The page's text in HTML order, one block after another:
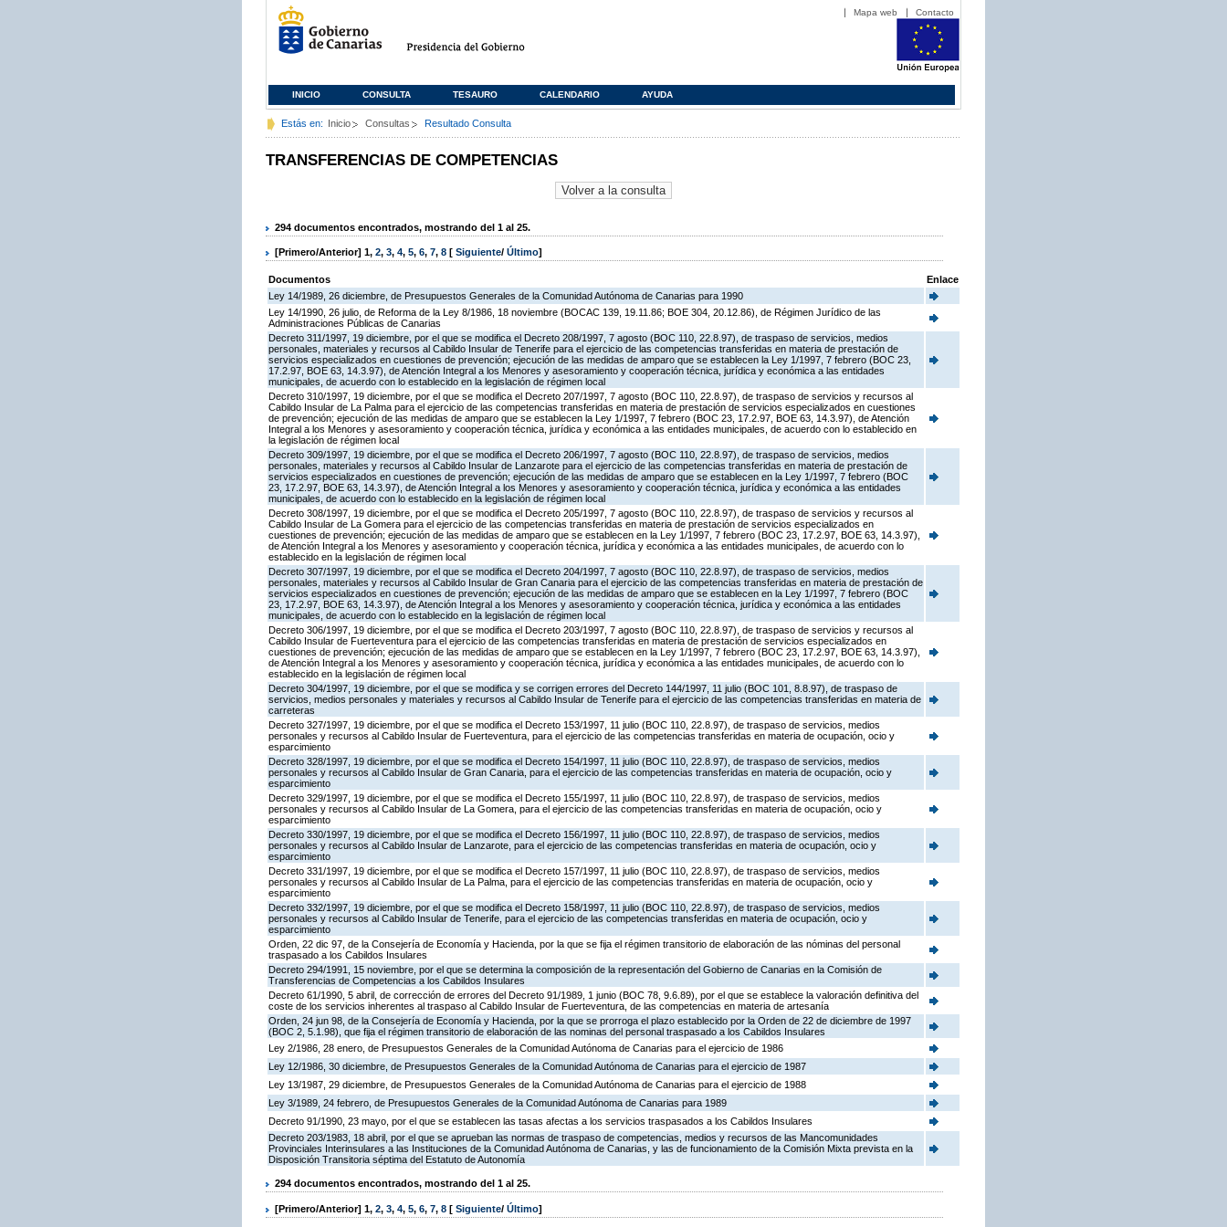
Mapa web Contacto
INICIO CONSULTA TESAURO CALENDARIO AYUDA
Estás en: Inicio Consultas Resultado Consulta
TRANSFERENCIAS DE COMPETENCIAS
294 documentos encontrados, mostrando del 1 al 25.
[Primero/Anterior] 1, 2, 3, 4, 5, 6, 7, 8 [ Siguiente/ Último]
Documentos
Enlace
Ley 14/1989, 26 diciembre, de Presupuestos Generales de la Comunidad Autónoma de Canarias para 1990
Ley 14/1990, 26 julio, de Reforma de la Ley 8/1986, 18 noviembre (BOCAC 139, 19.11.86; BOE 304, 20.12.86), de Régimen Jurídico de las
Administraciones Públicas de Canarias
Decreto 311/1997, 19 diciembre, por el que se modifica el Decreto 208/1997, 7 agosto (BOC 110, 22.8.97), de traspaso de servicios, medios
personales, materiales y recursos al Cabildo Insular de Tenerife para el ejercicio de las competencias transferidas en materia de prestación de
servicios especializados en cuestiones de prevención; ejecución de las medidas de amparo que se establecen la Ley 1/1997, 7 febrero (BOC 23,
17.2.97, BOE 63, 14.3.97), de Atención Integral a los Menores y asesoramiento y cooperación técnica, jurídica y económica a las entidades
municipales, de acuerdo con lo establecido en la legislación de régimen local
Decreto 310/1997, 19 diciembre, por el que se modifica el Decreto 207/1997, 7 agosto (BOC 110, 22.8.97), de traspaso de servicios y recursos al
Cabildo Insular de La Palma para el ejercicio de las competencias transferidas en materia de prestación de servicios especializados en cuestiones
de prevención; ejecución de las medidas de amparo que se establecen la Ley 1/1997, 7 febrero (BOC 23, 17.2.97, BOE 63, 14.3.97), de Atención
Integral a los Menores y asesoramiento y cooperación técnica, jurídica y económica a las entidades municipales, de acuerdo con lo establecido en
la legislación de régimen local
Decreto 309/1997, 19 diciembre, por el que se modifica el Decreto 206/1997, 7 agosto (BOC 110, 22.8.97), de traspaso de servicios, medios
personales, materiales y recursos al Cabildo Insular de Lanzarote para el ejercicio de las competencias transferidas en materia de prestación de
servicios especializados en cuestiones de prevención; ejecución de las medidas de amparo que se establecen en la Ley 1/1997, 7 febrero (BOC
23, 17.2.97, BOE 63, 14.3.97), de Atención Integral a los Menores y asesoramiento y cooperación técnica, jurídica y económica a las entidades
municipales, de acuerdo con lo establecido en la legislación de régimen local
Decreto 308/1997, 19 diciembre, por el que se modifica el Decreto 205/1997, 7 agosto (BOC 110, 22.8.97), de traspaso de servicios y recursos al
Cabildo Insular de La Gomera para el ejercicio de las competencias transferidas en materia de prestación de servicios especializados en
cuestiones de prevención; ejecución de las medidas de amparo que se establecen en la Ley 1/1997, 7 febrero (BOC 23, 17.2.97, BOE 63, 14.3.97),
de Atención Integral a los Menores y asesoramiento y cooperación técnica, jurídica y económica a las entidades municipales, de acuerdo con lo
establecido en la legislación de régimen local
Decreto 307/1997, 19 diciembre, por el que se modifica el Decreto 204/1997, 7 agosto (BOC 110, 22.8.97), de traspaso de servicios, medios
personales, materiales y recursos al Cabildo Insular de Gran Canaria para el ejercicio de las competencias transferidas en materia de prestación de
servicios especializados en cuestiones de prevención; ejecución de las medidas de amparo que se establecen en la Ley 1/1997, 7 febrero (BOC
23, 17.2.97, BOE 63, 14.3.97), de Atención Integral a los Menores y asesoramiento y cooperación técnica, jurídica y económica a las entidades
municipales, de acuerdo con lo establecido en la legislación de régimen local
Decreto 306/1997, 19 diciembre, por el que se modifica el Decreto 203/1997, 7 agosto (BOC 110, 22.8.97), de traspaso de servicios y recursos al
Cabildo Insular de Fuerteventura para el ejercicio de las competencias transferidas en materia de prestación de servicios especializados en
cuestiones de prevención; ejecución de las medidas de amparo que se establecen en la Ley 1/1997, 7 febrero (BOC 23, 17.2.97, BOE 63, 14.3.97),
de Atención Integral a los Menores y asesoramiento y cooperación técnica, jurídica y económica a las entidades municipales, de acuerdo con lo
establecido en la legislación de régimen local
Decreto 304/1997, 19 diciembre, por el que se modifica y se corrigen errores del Decreto 144/1997, 11 julio (BOC 101, 8.8.97), de traspaso de
servicios, medios personales y materiales y recursos al Cabildo Insular de Tenerife para el ejercicio de las competencias transferidas en materia de
carreteras
Decreto 327/1997, 19 diciembre, por el que se modifica el Decreto 153/1997, 11 julio (BOC 110, 22.8.97), de traspaso de servicios, medios
personales y recursos al Cabildo Insular de Fuerteventura, para el ejercicio de las competencias transferidas en materia de ocupación, ocio y
esparcimiento
Decreto 328/1997, 19 diciembre, por el que se modifica el Decreto 154/1997, 11 julio (BOC 110, 22.8.97), de traspaso de servicios, medios
personales y recursos al Cabildo Insular de Gran Canaria, para el ejercicio de las competencias transferidas en materia de ocupación, ocio y
esparcimiento
Decreto 329/1997, 19 diciembre, por el que se modifica el Decreto 155/1997, 11 julio (BOC 110, 22.8.97), de traspaso de servicios, medios
personales y recursos al Cabildo Insular de La Gomera, para el ejercicio de las competencias transferidas en materia de ocupación, ocio y
esparcimiento
Decreto 330/1997, 19 diciembre, por el que se modifica el Decreto 156/1997, 11 julio (BOC 110, 22.8.97), de traspaso de servicios, medios
personales y recursos al Cabildo Insular de Lanzarote, para el ejercicio de las competencias transferidas en materia de ocupación, ocio y
esparcimiento
Decreto 331/1997, 19 diciembre, por el que se modifica el Decreto 157/1997, 11 julio (BOC 110, 22.8.97), de traspaso de servicios, medios
personales y recursos al Cabildo Insular de La Palma, para el ejercicio de las competencias transferidas en materia de ocupación, ocio y
esparcimiento
Decreto 332/1997, 19 diciembre, por el que se modifica el Decreto 158/1997, 11 julio (BOC 110, 22.8.97), de traspaso de servicios, medios
personales y recursos al Cabildo Insular de Tenerife, para el ejercicio de las competencias transferidas en materia de ocupación, ocio y
esparcimiento
Orden, 22 dic 97, de la Consejería de Economía y Hacienda, por la que se fija el régimen transitorio de elaboración de las nóminas del personal
traspasado a los Cabildos Insulares
Decreto 294/1991, 15 noviembre, por el que se determina la composición de la representación del Gobierno de Canarias en la Comisión de
Transferencias de Competencias a los Cabildos Insulares
Decreto 61/1990, 5 abril, de corrección de errores del Decreto 91/1989, 1 junio (BOC 78, 9.6.89), por el que se establece la valoración definitiva del
coste de los servicios inherentes al traspaso al Cabildo Insular de Fuerteventura, de las competencias en materia de artesanía
Orden, 24 jun 98, de la Consejería de Economía y Hacienda, por la que se prorroga el plazo establecido por la Orden de 22 de diciembre de 1997
(BOC 2, 5.1.98), que fija el régimen transitorio de elaboración de las nominas del personal traspasado a los Cabildos Insulares
Ley 2/1986, 28 enero, de Presupuestos Generales de la Comunidad Autónoma de Canarias para el ejercicio de 1986
Ley 12/1986, 30 diciembre, de Presupuestos Generales de la Comunidad Autónoma de Canarias para el ejercicio de 1987
Ley 13/1987, 29 diciembre, de Presupuestos Generales de la Comunidad Autónoma de Canarias para el ejercicio de 1988
Ley 3/1989, 24 febrero, de Presupuestos Generales de la Comunidad Autónoma de Canarias para 1989
Decreto 91/1990, 23 mayo, por el que se establecen las tasas afectas a los servicios traspasados a los Cabildos Insulares
Decreto 203/1983, 18 abril, por el que se aprueban las normas de traspaso de competencias, medios y recursos de las Mancomunidades
Provinciales Interinsulares a las Instituciones de la Comunidad Autónoma de Canarias, y las de funcionamiento de la Comisión Mixta prevista en la
Disposición Transitoria séptima del Estatuto de Autonomía
294 documentos encontrados, mostrando del 1 al 25.
[Primero/Anterior] 1, 2, 3, 4, 5, 6, 7, 8 [ Siguiente/ Último]